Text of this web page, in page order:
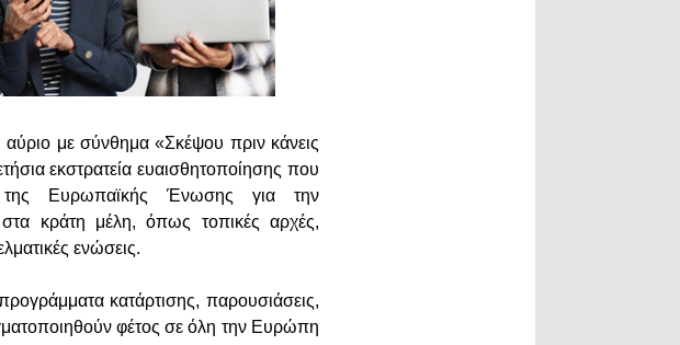
αύριο με σύνθημα «Σκέψου πριν κάνεις
εκστρατεία ευαισθητοποίησης που
της Ευρωπαϊκής Ένωσης για την
κράτη μέλη, όπως τοπικές αρχές,
ενώσεις.
κατάρτισης, παρουσιάσεις,
φέτος σε όλη την Ευρώπη